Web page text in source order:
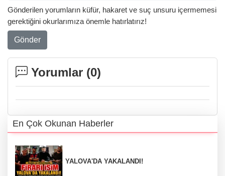
Gönderilen yorumların küfür, hakaret ve suç unsuru içermemesi
gerektiğini okurlarımıza önemle hatırlatırız!
Gönder
Yorumlar (0)
En Çok Okunan Haberler
YALOVA'DA YAKALANDI!